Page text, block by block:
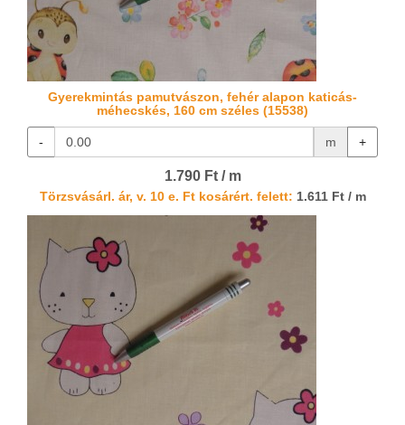
Gyerekmintás pamutvászon, fehér alapon katicás-
méhecskés, 160 cm széles (15538)
- m +
1.790 Ft / m
Törzsvásárl. ár, v. 10 e. Ft kosárért. felett: 1.611 Ft / m